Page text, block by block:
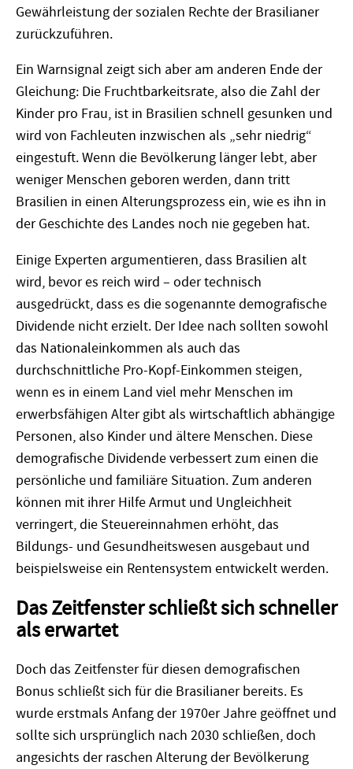
Gewährleistung der sozialen Rechte der Brasilianer
zurückzuführen.
Ein Warnsignal zeigt sich aber am anderen Ende der
Gleichung: Die Fruchtbarkeitsrate, also die Zahl der
Kinder pro Frau, ist in Brasilien schnell gesunken und
wird von Fachleuten inzwischen als „sehr niedrig“
eingestuft. Wenn die Bevölkerung länger lebt, aber
weniger Menschen geboren werden, dann tritt
Brasilien in einen Alterungsprozess ein, wie es ihn in
der Geschichte des Landes noch nie gegeben hat.
Einige Experten argumentieren, dass Brasilien alt
wird, bevor es reich wird – oder technisch
ausgedrückt, dass es die sogenannte demografische
Dividende nicht erzielt. Der Idee nach sollten sowohl
das Nationaleinkommen als auch das
durchschnittliche Pro-Kopf-Einkommen steigen,
wenn es in einem Land viel mehr Menschen im
erwerbsfähigen Alter gibt als wirtschaftlich abhängige
Personen, also Kinder und ältere Menschen. Diese
demografische Dividende verbessert zum einen die
persönliche und familiäre Situation. Zum anderen
können mit ihrer Hilfe Armut und Ungleichheit
verringert, die Steuereinnahmen erhöht, das
Bildungs- und Gesundheitswesen ausgebaut und
beispielsweise ein Rentensystem entwickelt werden.
Das Zeitfenster schließt sich schneller
als erwartet
Doch das Zeitfenster für diesen demografischen
Bonus schließt sich für die Brasilianer bereits. Es
wurde erstmals Anfang der 1970er Jahre geöffnet und
sollte sich ursprünglich nach 2030 schließen, doch
angesichts der raschen Alterung der Bevölkerung